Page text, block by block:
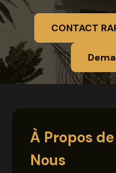
CONTACT
À Propos de
Nous